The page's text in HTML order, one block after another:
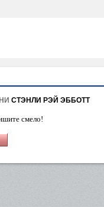
СТЭНЛИ РЭЙ ЭББОТТ
смело!